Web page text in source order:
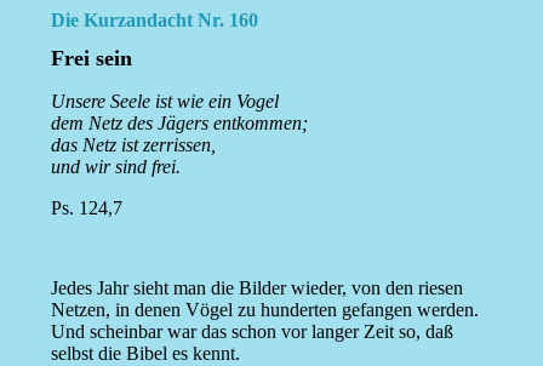
Die Kurzandacht Nr. 160
Frei sein
Unsere Seele ist wie ein Vogel
dem Netz des Jägers entkommen;
das Netz ist zerrissen,
und wir sind frei.
Ps. 124,7
Jedes Jahr sieht man die Bilder wieder, von den riesen
Netzen, in denen Vögel zu hunderten gefangen werden.
Und scheinbar war das schon vor langer Zeit so, daß
selbst die Bibel es kennt.